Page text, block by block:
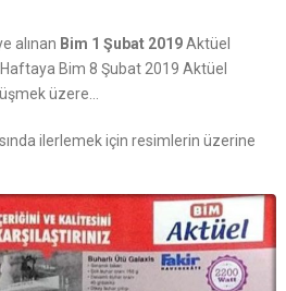
alınan Bim 1 Şubat 2019Aktüel
Bim 8 Şubat 2019 Aktüel
üzere…
ilerlemek için resimlerin üzerine